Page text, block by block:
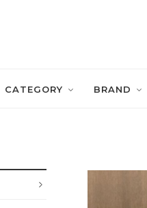
CATEGORY BRAND